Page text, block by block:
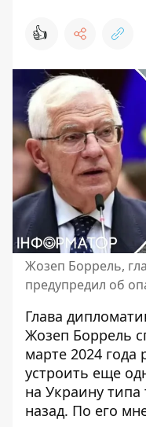
👍
Жозеп Боррель,
предупредил об
Глава
Жозеп Боррель
марте 2024 года
устроить еще
на Украину типа
назад. По его